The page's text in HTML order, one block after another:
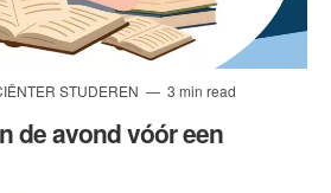
STUDEREN 3 min read
de avond vóór een